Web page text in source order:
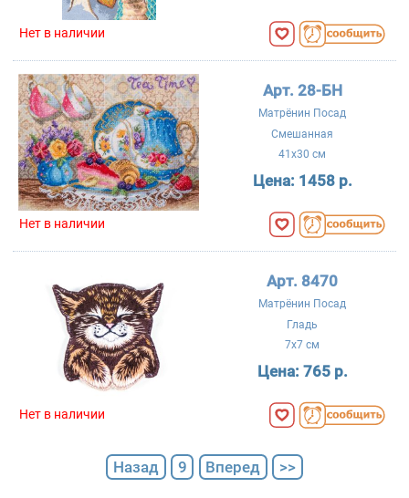
Нет в наличии
Арт. 28-БН
Матрёнин Посад
Смешанная
41x30 см
Цена: 1458 р.
Нет в наличии
Арт. 8470
Матрёнин Посад
Гладь
7x7 см
Цена: 765 р.
Нет в наличии
Назад 9 Вперед >>